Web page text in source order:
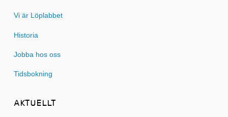
Vi är Löplabbet
Historia
Jobba hos oss
Tidsbokning
AKTUELLT